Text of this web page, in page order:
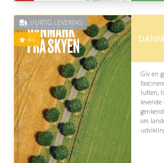
på 4.6
HURTIG LEVERING
4.6
Giv en
luften,
om